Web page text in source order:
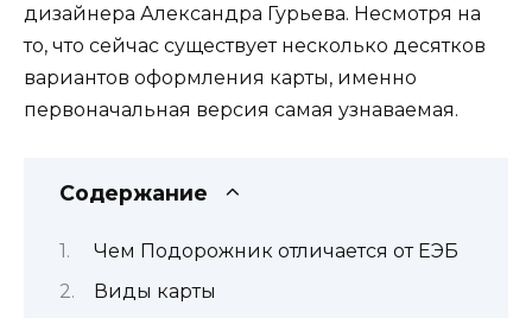
дизайнера Александра Гурьева. Несмотря на
то, что сейчас существует несколько десятков
вариантов оформления карты, именно
первоначальная версия самая узнаваемая.
Содержание
Чем Подорожник отличается от ЕЭБ
Виды карты